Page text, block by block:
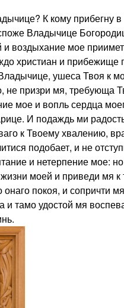
К кому прибегну в
Владычице
и воздыхание мое
христиан и
ушеса Твоя к
не призри мя, требующа
мое и вопль сердца
И подаждь ми
к Твоему хвалению,
подобает, и не
и нетерпение мое:
моей и приведи мя к
покоя, и сопричти
и тамо удостой мя